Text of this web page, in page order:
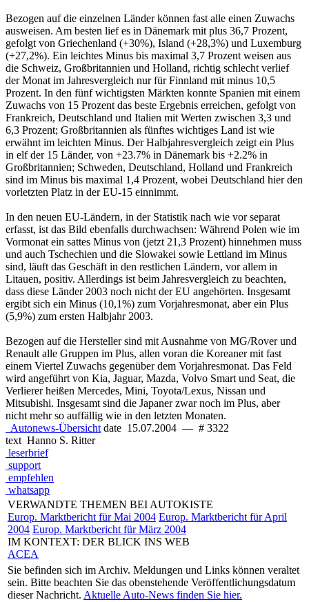
Bezogen auf die einzelnen Länder können fast alle einen Zuwachs
ausweisen. Am besten lief es in Dänemark mit plus 36,7 Prozent,
gefolgt von Griechenland (+30%), Island (+28,3%) und Luxemburg
(+27,2%). Ein leichtes Minus bis maximal 3,7 Prozent weisen aus
die Schweiz, Großbritannien und Holland, richtig schlecht verlief
der Monat im Jahresvergleich nur für Finnland mit minus 10,5
Prozent. In den fünf wichtigsten Märkten konnte Spanien mit einem
Zuwachs von 15 Prozent das beste Ergebnis erreichen, gefolgt von
Frankreich, Deutschland und Italien mit Werten zwischen 3,3 und
6,3 Prozent; Großbritannien als fünftes wichtiges Land ist wie
erwähnt im leichten Minus. Der Halbjahresvergleich zeigt ein Plus
in elf der 15 Länder, von +23.7% in Dänemark bis +2.2% in
Großbritannien; Schweden, Deutschland, Holland und Frankreich
sind im Minus bis maximal 1,4 Prozent, wobei Deutschland hier den
vorletzten Platz in der EU-15 einnimmt.
In den neuen EU-Ländern, in der Statistik nach wie vor separat
erfasst, ist das Bild ebenfalls durchwachsen: Während Polen wie im
Vormonat ein sattes Minus von (jetzt 21,3 Prozent) hinnehmen muss
und auch Tschechien und die Slowakei sowie Lettland im Minus
sind, läuft das Geschäft in den restlichen Ländern, vor allem in
Litauen, positiv. Allerdings ist beim Jahresvergleich zu beachten,
dass diese Länder 2003 noch nicht der EU angehörten. Insgesamt
ergibt sich ein Minus (10,1%) zum Vorjahresmonat, aber ein Plus
(5,9%) zum ersten Halbjahr 2003.
Bezogen auf die Hersteller sind mit Ausnahme von MG/Rover und
Renault alle Gruppen im Plus, allen voran die Koreaner mit fast
einem Viertel Zuwachs gegenüber dem Vorjahresmonat. Das Feld
wird angeführt von Kia, Jaguar, Mazda, Volvo Smart und Seat, die
Verlierer heißen Mercedes, Mini, Toyota/Lexus, Nissan und
Mitsubishi. Insgesamt sind die Japaner zwar noch im Plus, aber
nicht mehr so auffällig wie in den letzten Monaten.
Autonews-Übersicht date 15.07.2004 — # 3322
text Hanno S. Ritter
leserbrief
support
empfehlen
whatsapp
VERWANDTE THEMEN BEI AUTOKISTE
Europ. Marktbericht für Mai 2004 Europ. Marktbericht für April
2004 Europ. Marktbericht für März 2004
IM KONTEXT: DER BLICK INS WEB
ACEA
Sie befinden sich im Archiv. Meldungen und Links können veraltet
sein. Bitte beachten Sie das obenstehende Veröffentlichungsdatum
dieser Nachricht. Aktuelle Auto-News finden Sie hier.